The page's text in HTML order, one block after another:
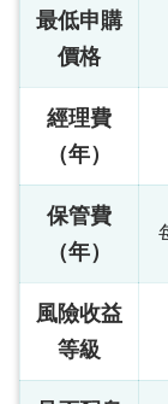
最低申購
價格
經理費
（年）
保管費
（年）
風險收益
等級